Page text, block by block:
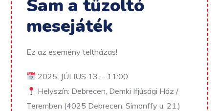
Sam a tűzoltó
mesejáték
Ez az esemény teltházas!
2025. JÚLIUS 13. – 11:00
Helyszín: Debrecen, Demki Ifjúsági Ház /
Teremben (4025 Debrecen, Simonffy u. 21.)